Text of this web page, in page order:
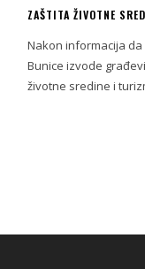
ZAŠTITA ŽIVOTNE
Nakon informacija
Bunice izvode
životne sredine i